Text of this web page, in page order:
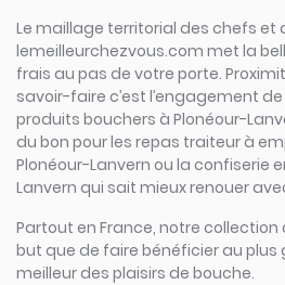
Le maillage territorial des chefs et
lemeilleurchezvous.com met la
frais au pas de votre porte.
savoir-faire c’est l’engagement
produits bouchers à Plonéour-
du bon pour les repas traiteur à
Plonéour-Lanvern ou la confiserie
Lanvern qui sait mieux renouer
Partout en France, notre collection
but que de faire bénéficier au plus
meilleur des plaisirs de bouche.